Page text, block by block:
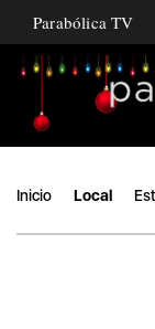
Parabólica TV
Inicio Local